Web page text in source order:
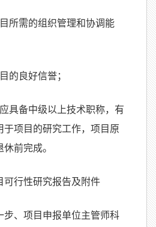
所需的组织管理和协调能
的良好信誉；
具备中级以上技术职称，有
于项目的研究工作，项目原
前完成。
行性研究报告及附件
、项目申报单位主管师科